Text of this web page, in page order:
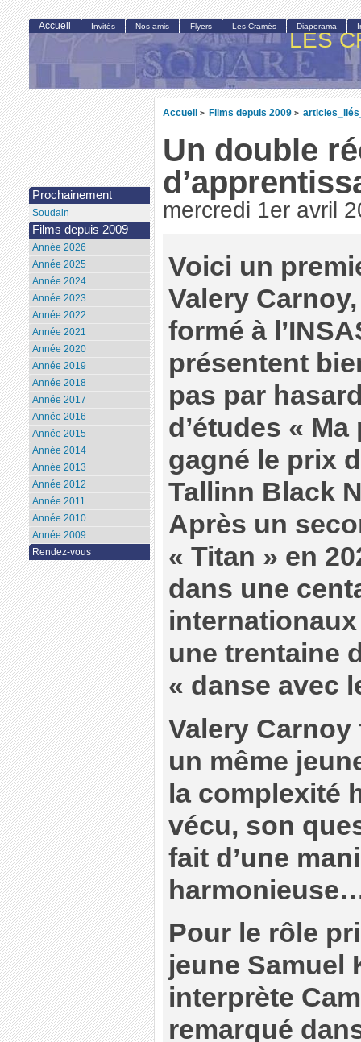
LES
Accueil > Films depuis 2009 >
Un double
mercredi 1er avril
Voici un
Valery
formé à
présentent
pas par
d’études «
gagné le prix
Tallinn Black
Après un
« Titan » en
dans une
une trentaine
« danse avec
Valery
un même
la complexité
vécu, son
fait d’une
Pour le rôle
jeune Samuel
interprète
remarqué
Accueil Invités Nos amis Flyers Les Cramés Diaporama
Prochainement
Soudain
Films depuis 2009
Année 2026
Année 2025
Année 2024
Année 2023
Année 2022
Année 2021
Année 2020
Année 2019
Année 2018
Année 2017
Année 2016
Année 2015
Année 2014
Année 2013
Année 2012
Année 2011
Année 2010
Année 2009
Rendez-vous